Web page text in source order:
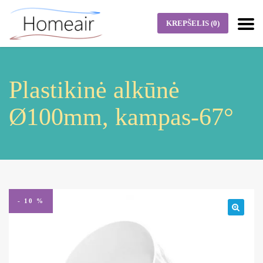
KREPŠELIS (0)
Plastikinė alkūnė
Ø100mm, kampas-67°
- 10 %